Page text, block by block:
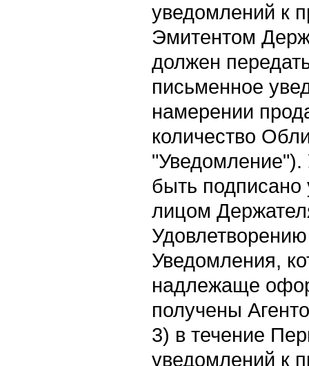
уведомлений к
Эмитентом
должен
письменное
намерении
количество
быть
лицом
Уведомления,
надлежаще
получены
3) в течение
уведомлений к